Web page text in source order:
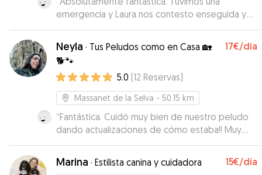
emergencia y Laura nos contesto enseguida y
recibió a Nevat el mismo día sin problema.
Nevat, como no, dos días fantásticos en
compañía de Kiara 🐶 y Laura con sus paseos
diarios por el bosque. Laura es una persona que
realmente ama a los animales y sabe lo que es
que tu perro sea uno más de la familia.
Neyla · Tus Peludos como en Casa 🏡
🐕🐾
17€/día
5.0 (12 Reservas)
Massanet de la Selva - 50.15 km
“Fantástica. Cuidó muy bien de nuestro peludo
dando actualizaciones de cómo estaba!! Muy
simpática.”
Marina · Estilista canina y cuidadora 15€/día